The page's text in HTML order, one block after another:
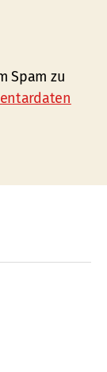
Spam zu